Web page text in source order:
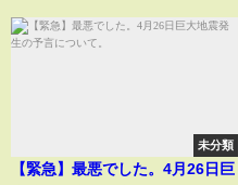
未分類
【緊急】最悪でした。4月26日巨